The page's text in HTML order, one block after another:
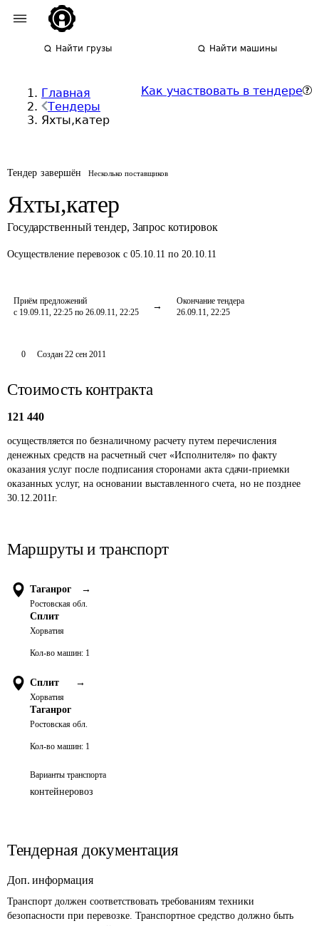
Найти грузы Найти машины
Главная
Тендеры
Яхты,катер
Как участвовать в тендере
Тендер завершён Несколько поставщиков
Яхты,катер
Государственный тендер, Запрос котировок
Осуществление перевозок с 05.10.11 по 20.10.11
Приём предложений
с 19.09.11, 22:25 по 26.09.11, 22:25
Окончание тендера
26.09.11, 22:25
0 Создан 22 сен 2011
Стоимость контракта
121 440
осуществляется по безналичному расчету путем перечисления
денежных средств на расчетный счет «Исполнителя» по факту
оказания услуг после подписания сторонами акта сдачи-приемки
оказанных услуг, на основании выставленного счета, но не позднее
30.12.2011г.
Маршруты и транспорт
Таганрог →
Ростовская обл.
Сплит
Хорватия
Кол-во машин: 1
Сплит →
Хорватия
Таганрог
Ростовская обл.
Кол-во машин: 1
Варианты транспорта
контейнеровоз
Тендерная документация
Доп. информация
Транспорт должен соответствовать требованиям техники
безопасности при перевозке. Транспортное средство должно быть